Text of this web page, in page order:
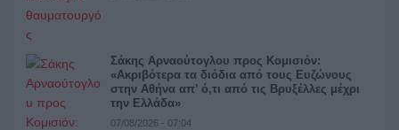
Σάκης Αρναούτογλου προς Κομισιόν:
«Ακριβότερα τα διόδια από τους Ευζώνους
στην Αθήνα απ’ ό,τι από τις Βρυξέλλες μέχρι
την Ελλάδα»
07/08/2026 - 07:04